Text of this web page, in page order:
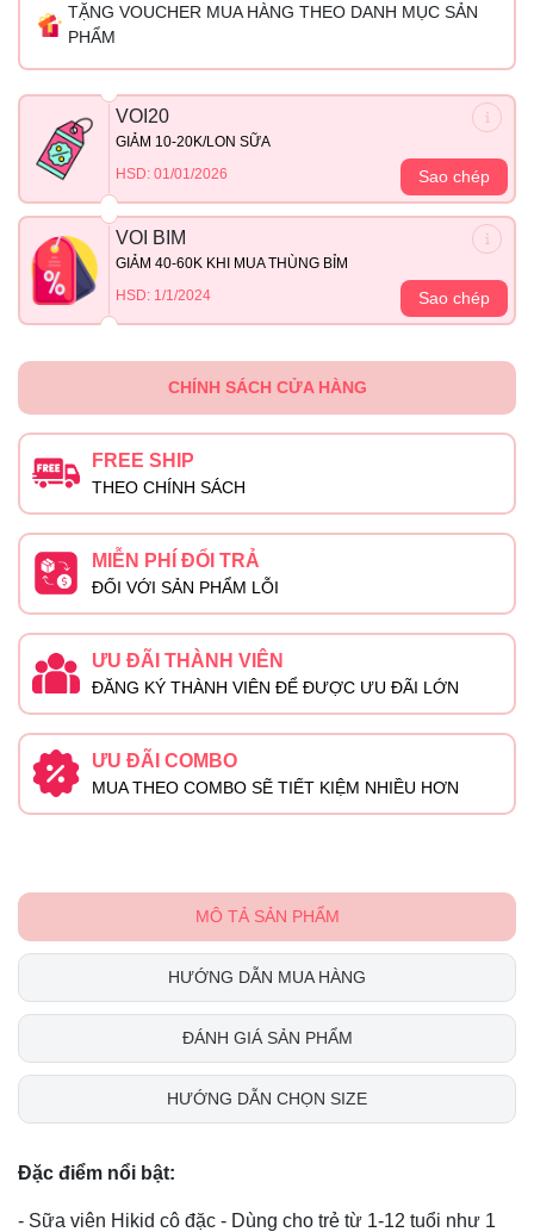
TẶNG VOUCHER MUA HÀNG THEO DANH MỤC SẢN
PHẨM
VOI20
GIẢM 10-20K/LON SỮA
HSD: 01/01/2026
Sao chép
VOI BIM
GIẢM 40-60K KHI MUA THÙNG BỈM
HSD: 1/1/2024
Sao chép
CHÍNH SÁCH CỬA HÀNG
FREE SHIP
THEO CHÍNH SÁCH
MIỄN PHÍ ĐỔI TRẢ
ĐỐI VỚI SẢN PHẨM LỖI
ƯU ĐÃI THÀNH VIÊN
ĐĂNG KÝ THÀNH VIÊN ĐỂ ĐƯỢC ƯU ĐÃI LỚN
ƯU ĐÃI COMBO
MUA THEO COMBO SẼ TIẾT KIỆM NHIỀU HƠN
MÔ TẢ SẢN PHẨM
HƯỚNG DẪN MUA HÀNG
ĐÁNH GIÁ SẢN PHẨM
HƯỚNG DẪN CHỌN SIZE
Đặc điểm nổi bật:
- Sữa viên Hikid cô đặc - Dùng cho trẻ từ 1-12 tuổi như 1